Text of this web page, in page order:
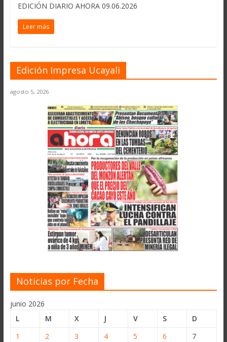
EDICIÓN DIARIO AHORA 09.06.2026
Leer más
Edición Impresa Ucayali
agosto 5, 2026
Noticias por Fecha
junio 2026
L
M X J V S
D
1
2 3 4 5 6
7